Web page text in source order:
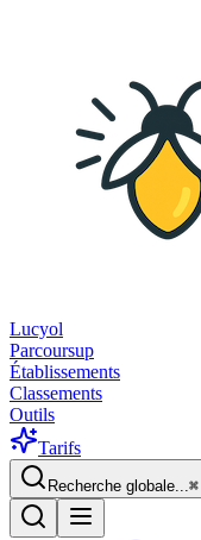
Lucyol
Parcoursup
Établissements
Classements
Outils
Tarifs
Recherche globale...⌘